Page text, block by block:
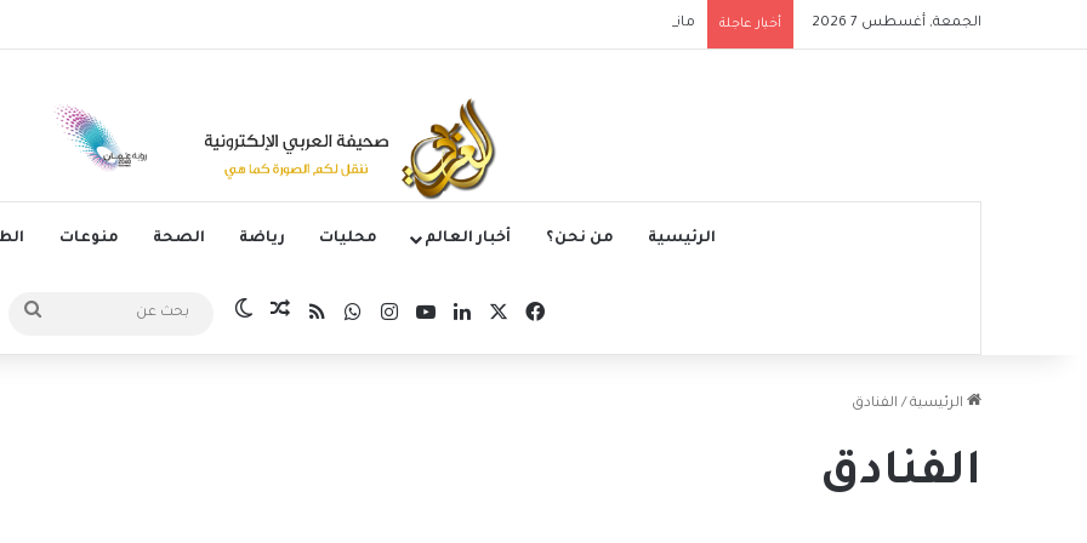
الجمعة, أغسطس 7 2026 أخبار عاجلة مانشستر سيتي يتجاوز نجوم الدوري الكوري بثلاثية في أول انتصار تحت قيادة ماريسكا
الرئيسية من نحن؟ أخبار العالم محليات رياضة الصحة منوعات
فيسبوك لينكدإن‫YouTubeانستقرامواتسابملخص الموقع RSS
مقال عشوائي
الوضع المظلم
عن
الرئيسية / الفنادق
الفنادق